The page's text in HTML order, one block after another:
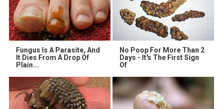
Fungus Is A Parasite, And
It Dies From A Drop Of
Plain...
No Poop For More Than 2
Days - It's The First Sign
Of